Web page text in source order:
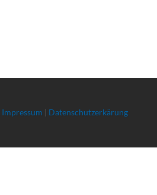
Impressum | Datenschutzerkärung